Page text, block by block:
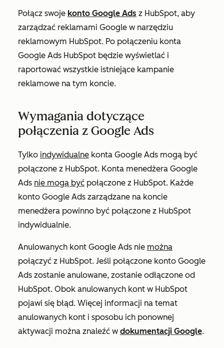
Połącz swoje konto Google Ads z HubSpot, aby
zarządzać reklamami Google w narzędziu
reklamowym HubSpot. Po połączeniu konta
Google Ads HubSpot będzie wyświetlać i
raportować wszystkie istniejące kampanie
reklamowe na tym koncie.
Wymagania dotyczące
połączenia z Google Ads
Tylko indywidualne konta Google Ads mogą być
połączone z HubSpot. Konta menedżera Google
Ads nie mogą być połączone z HubSpot. Każde
konto Google Ads zarządzane na koncie
menedżera powinno być połączone z HubSpot
indywidualnie.
Anulowanych kont Google Ads nie można
połączyć z HubSpot. Jeśli połączone konto Google
Ads zostanie anulowane, zostanie odłączone od
HubSpot. Obok anulowanych kont w HubSpot
pojawi się błąd. Więcej informacji na temat
anulowanych kont i sposobu ich ponownej
aktywacji można znaleźć w dokumentacji Google.